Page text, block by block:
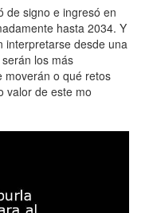
de signo e ingresó en
hasta 2034. Y
interpretarse desde una
los más
moverán o qué retos
valor de este mo